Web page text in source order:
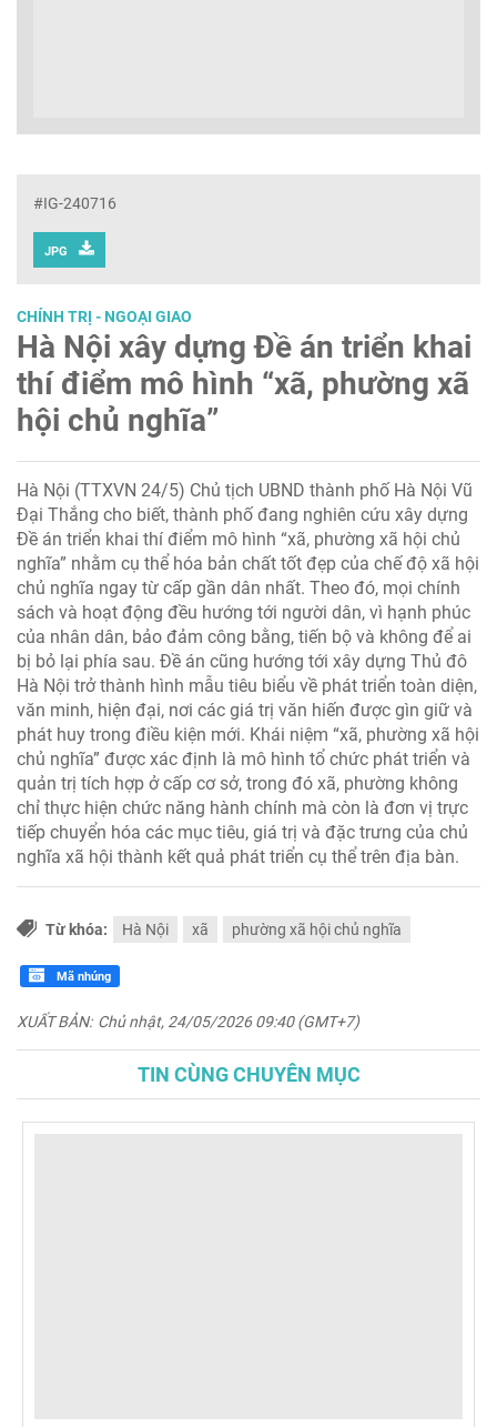
#IG-240716
JPG
CHÍNH TRỊ - NGOẠI GIAO
Hà Nội xây dựng Đề án triển khai
thí điểm mô hình “xã, phường xã
hội chủ nghĩa”
Hà Nội (TTXVN 24/5) Chủ tịch UBND thành phố Hà Nội Vũ
Đại Thắng cho biết, thành phố đang nghiên cứu xây dựng
Đề án triển khai thí điểm mô hình “xã, phường xã hội chủ
nghĩa” nhằm cụ thể hóa bản chất tốt đẹp của chế độ xã hội
chủ nghĩa ngay từ cấp gần dân nhất. Theo đó, mọi chính
sách và hoạt động đều hướng tới người dân, vì hạnh phúc
của nhân dân, bảo đảm công bằng, tiến bộ và không để ai
bị bỏ lại phía sau. Đề án cũng hướng tới xây dựng Thủ đô
Hà Nội trở thành hình mẫu tiêu biểu về phát triển toàn diện,
văn minh, hiện đại, nơi các giá trị văn hiến được gìn giữ và
phát huy trong điều kiện mới. Khái niệm “xã, phường xã hội
chủ nghĩa” được xác định là mô hình tổ chức phát triển và
quản trị tích hợp ở cấp cơ sở, trong đó xã, phường không
chỉ thực hiện chức năng hành chính mà còn là đơn vị trực
tiếp chuyển hóa các mục tiêu, giá trị và đặc trưng của chủ
nghĩa xã hội thành kết quả phát triển cụ thể trên địa bàn.
Từ khóa: Hà Nội xã phường xã hội chủ nghĩa
Mã nhúng
XUẤT BẢN: Chủ nhật, 24/05/2026 09:40 (GMT+7)
TIN CÙNG CHUYÊN MỤC